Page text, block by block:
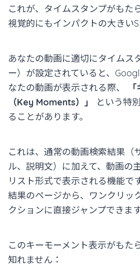
これが、タイムスタンプがもた
視覚的にもインパクトの大きい
あなたの動画に適切にタイムス
ー）が設定されていると、
なたの動画が表示される際、
（Key Moments）」
という特
ることがあります。
これは、通常の動画検索結果（
ル、説明文）に加えて、動画の
リスト形式で表示される機能で
結果のページから、ワンクリッ
クションに直接ジャンプできます
このキーモーメント表示がもた
知れません：